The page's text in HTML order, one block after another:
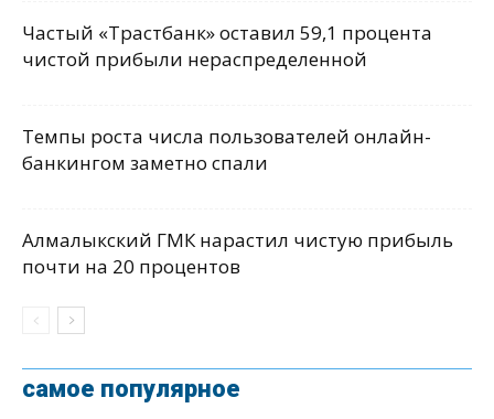
Частый «Трастбанк» оставил 59,1 процента
чистой прибыли нераспределенной
Темпы роста числа пользователей онлайн-
банкингом заметно спали
Алмалыкский ГМК нарастил чистую прибыль
почти на 20 процентов
самое популярное